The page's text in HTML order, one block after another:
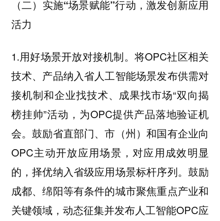
（二）实施“场景赋能”行动，激发创新应用
活力
1.用好场景开放对接机制。将OPC社区相关
技术、产品纳入省人工智能场景发布供需对
接机制和企业找技术、成果找市场“双向揭
榜挂帅”活动，为OPC提供产品落地验证机
会。鼓励省直部门、市（州）和国有企业向
OPC主动开放应用场景，对应用成效明显
的，择优纳入省级应用场景标杆序列。鼓励
成都、绵阳等有条件的城市聚焦重点产业和
关键领域，动态征集并发布人工智能OPC应